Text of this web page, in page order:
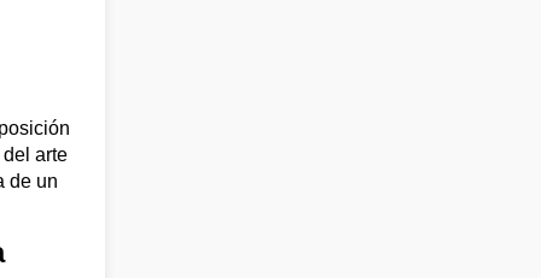
arte
de un